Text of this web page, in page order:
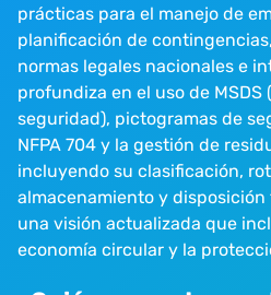
prácticas para el manejo de
planificación de
normas legales nacionales e
profundiza en el uso de MSDS
seguridad), pictogramas de
NFPA 704 y la gestión de
incluyendo su clasificación,
almacenamiento y disposición
una visión actualizada que
economía circular y la